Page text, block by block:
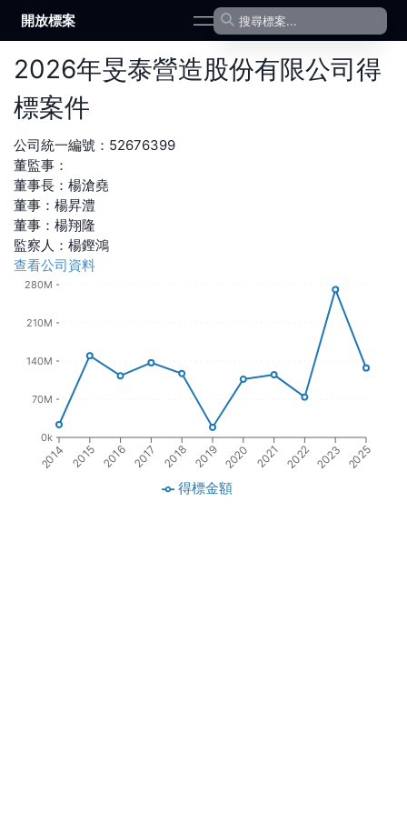
開放標案 open navigation menu
2026年旻泰營造股份有限公司得
標案件
公司統一編號： 52676399
董監事：
董事長 ： 楊滄堯
董事 ： 楊昇澧
董事 ： 楊翔隆
監察人 ： 楊鏗鴻
查看公司資料
2014 2015 2016 2017 2018 2019 2020 2021 2022 2023 2025
0k
70M
140M
210M
280M
得標金額